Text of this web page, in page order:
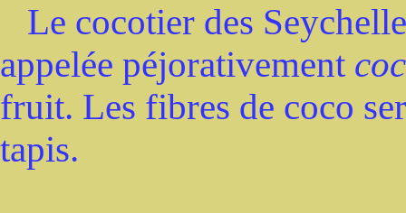
Le cocotier des
appelée péjorativement
fruit. Les fibres de coco
tapis.